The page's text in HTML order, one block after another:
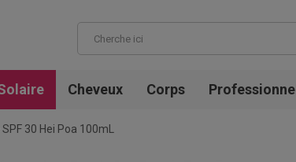
Cheveux Corps Professionnel
30 Hei Poa 100mL